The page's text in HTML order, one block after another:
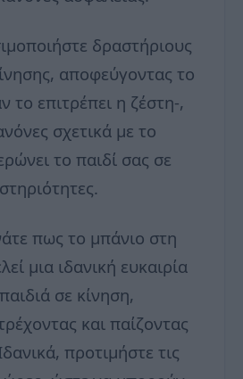
δραστήριους
αποφεύγοντας το
το επιτρέπει η ζέστη-,
σχετικά με το
το παιδί σας σε
πως το μπάνιο στη
μια ιδανική ευκαιρία
σε κίνηση,
και παίζοντας
προτιμήστε τις